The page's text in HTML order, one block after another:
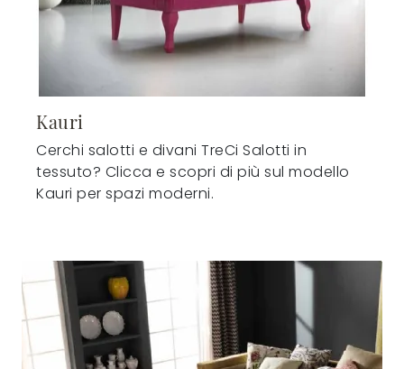
Kauri
Cerchi salotti e divani TreCi Salotti in
tessuto? Clicca e scopri di più sul modello
Kauri per spazi moderni.